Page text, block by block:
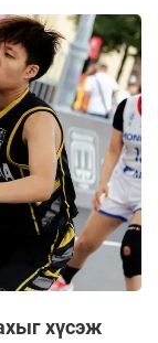
хүсэж